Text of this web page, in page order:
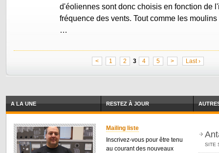
d'éoliennes sont donc choisis en fonction de
fréquence des vents. Tout comme les
…
< 1 2 3 4 5 > Last ›
A LA UNE RESTEZ À JOUR
Mailing liste
Inscrivez-vous pour être tenu
au courant des nouveaux
SITE